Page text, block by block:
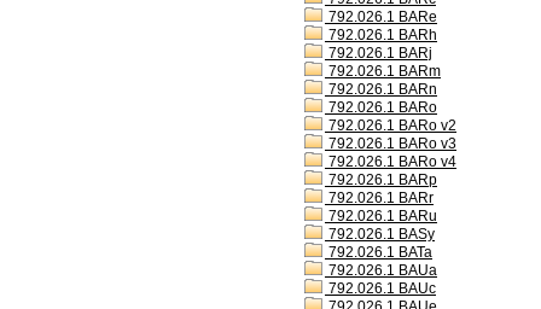
792.026.1 BARe
792.026.1 BARh
792.026.1 BARj
792.026.1 BARm
792.026.1 BARn
792.026.1 BARo
792.026.1 BARo v2
792.026.1 BARo v3
792.026.1 BARo v4
792.026.1 BARp
792.026.1 BARr
792.026.1 BARu
792.026.1 BASy
792.026.1 BATa
792.026.1 BAUa
792.026.1 BAUc